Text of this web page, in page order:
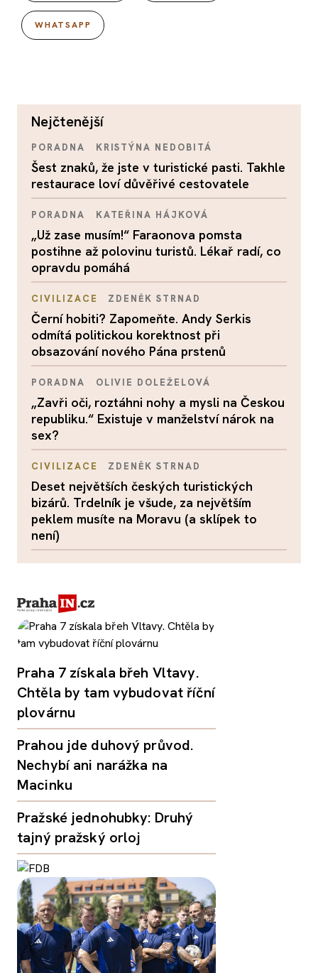
WHATSAPP
nejčtenější
PORADNA KRISTÝNA NEDOBITÁ
Šest znaků, že jste v turistické pasti. Takhle
restaurace loví důvěřivé cestovatele
PORADNA KATEŘINA HÁJKOVÁ
„Už zase musím!“ Faraonova pomsta
postihne až polovinu turistů. Lékař radí, co
opravdu pomáhá
CIVILIZACE ZDENĚK STRNAD
Černí hobiti? Zapomeňte. Andy Serkis
odmítá politickou korektnost při
obsazování nového Pána prstenů
PORADNA OLIVIE DOLEŽELOVÁ
„Zavři oči, roztáhni nohy a mysli na Českou
republiku.“ Existuje v manželství nárok na
sex?
CIVILIZACE ZDENĚK STRNAD
Deset největších českých turistických
bizárů. Trdelník je všude, za největším
peklem musíte na Moravu (a sklípek to
není)
Praha 7 získala břeh Vltavy.
Chtěla by tam vybudovat říční
plovárnu
Prahou jde duhový průvod.
Nechybí ani narážka na
Macinku
Pražské jednohubky: Druhý
tajný pražský orloj